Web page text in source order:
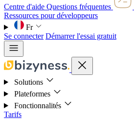
Centre d'aide Questions fréquentes
Ressources pour développeurs
Fr
Se connecter Démarrer l'essai gratuit
Solutions
Plateformes
Fonctionnalités
Tarifs